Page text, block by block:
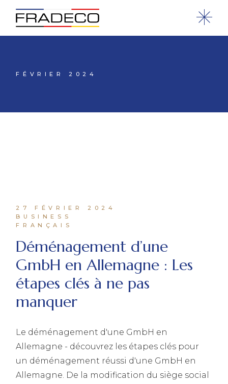
FÉVRIER 2024
27 FÉVRIER 2024
BUSINESS
FRANÇAIS
Déménagement d’une
GmbH en Allemagne : Les
étapes clés à ne pas
manquer
Le déménagement d'une GmbH en
Allemagne - découvrez les étapes clés pour
un déménagement réussi d'une GmbH en
Allemagne. De la modification du siège social